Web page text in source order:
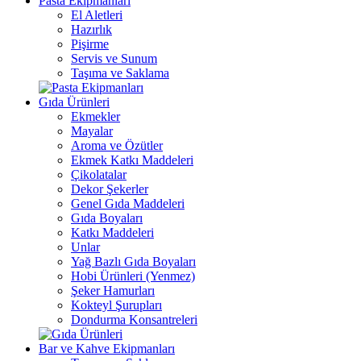
El Aletleri
Hazırlık
Pişirme
Servis ve Sunum
Taşıma ve Saklama
Gıda Ürünleri
Ekmekler
Mayalar
Aroma ve Özütler
Ekmek Katkı Maddeleri
Çikolatalar
Dekor Şekerler
Genel Gıda Maddeleri
Gıda Boyaları
Katkı Maddeleri
Unlar
Yağ Bazlı Gıda Boyaları
Hobi Ürünleri (Yenmez)
Şeker Hamurları
Kokteyl Şurupları
Dondurma Konsantreleri
Bar ve Kahve Ekipmanları